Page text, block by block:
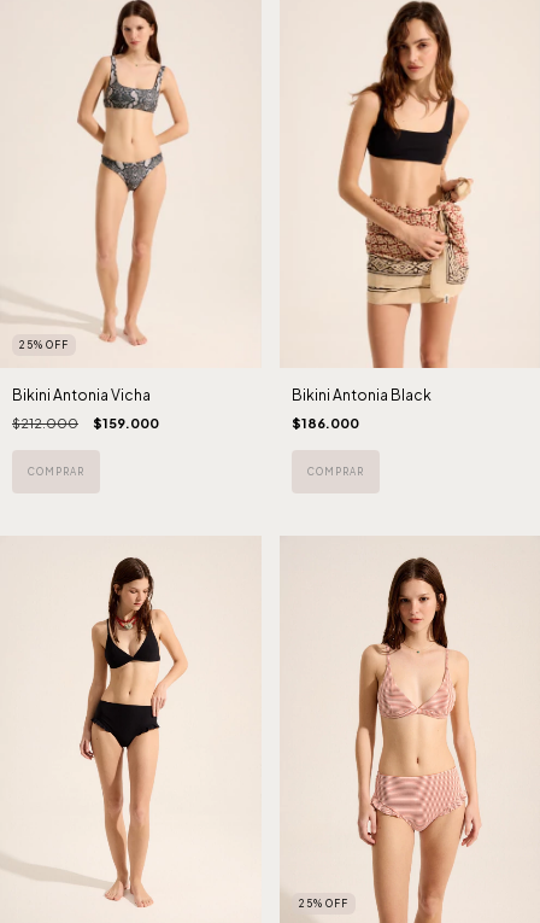
25% OFF
Bikini Antonia Vicha
$212.000 $159.000
COMPRAR
Bikini Antonia Black
$186.000
COMPRAR
25% OFF